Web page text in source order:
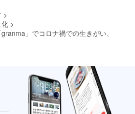
>
>
」でコロナ禍での生きがい、